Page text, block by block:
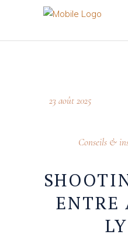
23 août 2025
Conseils &
ENTRE